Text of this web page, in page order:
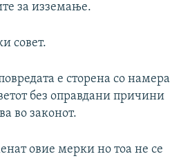
за изземање.
совет.
е сторена со намера
без оправдани причини
во законот.
овие мерки но тоа не се